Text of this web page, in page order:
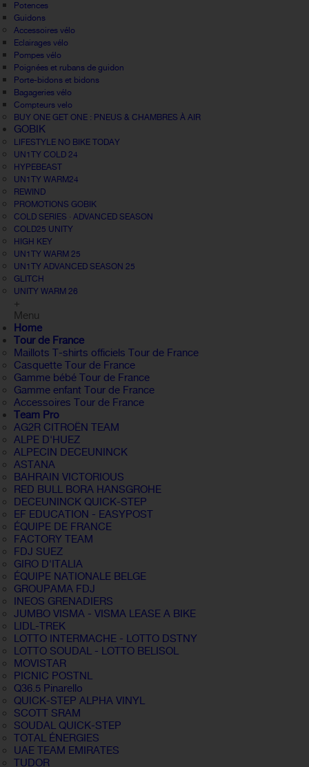
Potences
Guidons
Accessoires vélo
Eclairages vélo
Pompes vélo
Poignées et rubans de guidon
Porte-bidons et bidons
Bagageries vélo
Compteurs velo
BUY ONE GET ONE : PNEUS & CHAMBRES À AIR
GOBIK
LIFESTYLE NO BIKE TODAY
UN1TY COLD 24
HYPEBEAST
UN1TY WARM24
REWIND
PROMOTIONS GOBIK
COLD SERIES · ADVANCED SEASON
COLD25 UNITY
HIGH KEY
UN1TY WARM 25
UN1TY ADVANCED SEASON 25
GLITCH
UNITY WARM 26
+
Menu
Home
Tour de France
Maillots T-shirts officiels Tour de France
Casquette Tour de France
Gamme bébé Tour de France
Gamme enfant Tour de France
Accessoires Tour de France
Team Pro
AG2R CITROËN TEAM
ALPE D'HUEZ
ALPECIN DECEUNINCK
ASTANA
BAHRAIN VICTORIOUS
RED BULL BORA HANSGROHE
DECEUNINCK QUICK-STEP
EF EDUCATION - EASYPOST
ÉQUIPE DE FRANCE
FACTORY TEAM
FDJ SUEZ
GIRO D'ITALIA
ÉQUIPE NATIONALE BELGE
GROUPAMA FDJ
INEOS GRENADIERS
JUMBO VISMA - VISMA LEASE A BIKE
LIDL-TREK
LOTTO INTERMACHE - LOTTO DSTNY
LOTTO SOUDAL - LOTTO BELISOL
MOVISTAR
PICNIC POSTNL
Q36.5 Pinarello
QUICK-STEP ALPHA VINYL
SCOTT SRAM
SOUDAL QUICK-STEP
TOTAL ÉNERGIES
UAE TEAM EMIRATES
TUDOR